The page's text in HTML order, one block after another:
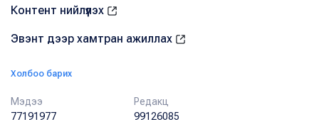
Контент нийлүүлэх
Эвэнт дээр хамтран ажиллах
Холбоо барих
Мэдээ
77191977
Редакц
99126085